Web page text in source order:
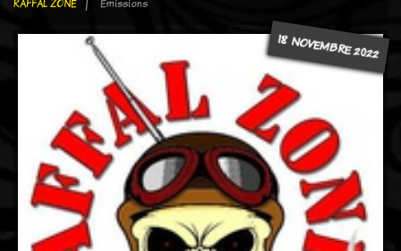
RAFFAL ZONE
Emissions
18 NOVEMBRE 2022